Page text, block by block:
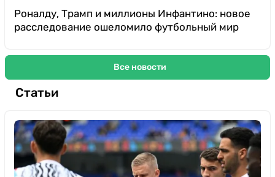
Роналду, Трамп и миллионы Инфантино: новое
расследование ошеломило футбольный мир
Все новости
Статьи